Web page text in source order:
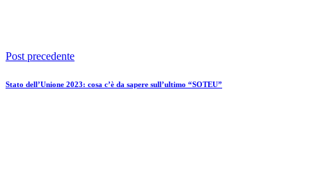
Post precedente
Stato dell’Unione 2023: cosa c’è da sapere sull’ultimo “SOTEU”